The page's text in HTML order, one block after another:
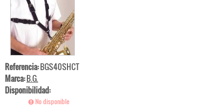
Referencia:BGS40SHCT
Marca:B.G.
Disponibilidad:
No disponible